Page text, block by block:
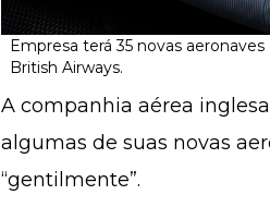
Empresa terá 35 novas
British Airways.
A companhia aérea
algumas de suas novas
“gentilmente”.